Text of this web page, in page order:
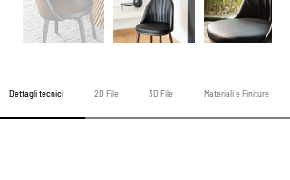
Dettagli tecnici 2D File 3D File Materiali e Finiture